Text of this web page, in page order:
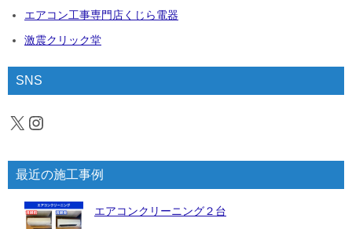
エアコン工事専門店くじら電器
激震クリック堂
SNS
X Instagram
最近の施工事例
エアコンクリーニング２台